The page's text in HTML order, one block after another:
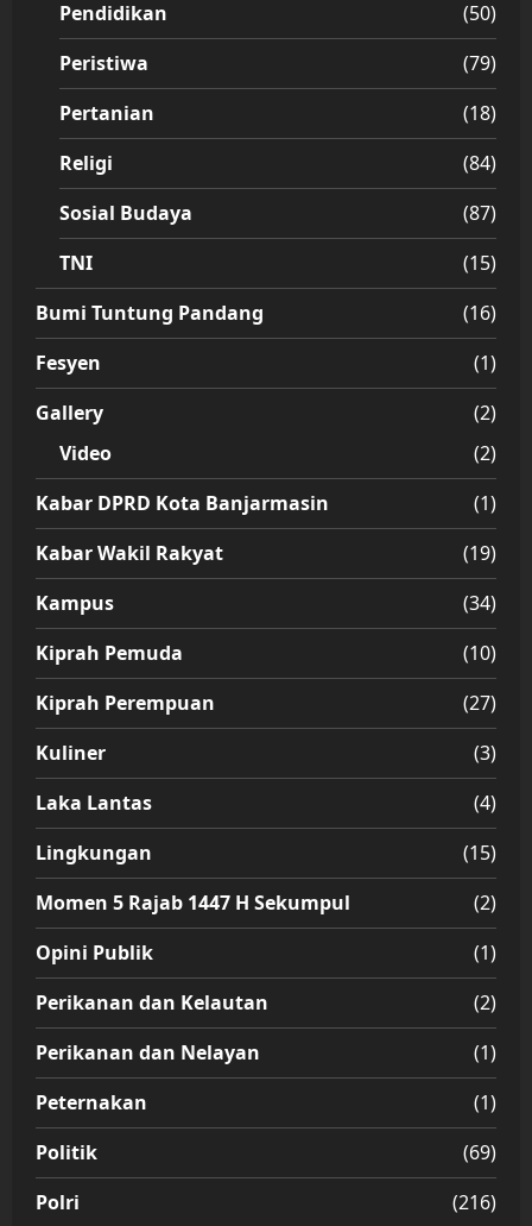
Pendidikan
(50)
Peristiwa
(79)
Pertanian
(18)
Religi
(84)
Sosial Budaya
(87)
TNI
(15)
Bumi Tuntung Pandang
(16)
Fesyen
(1)
Gallery
(2)
Video
(2)
Kabar DPRD Kota Banjarmasin
(1)
Kabar Wakil Rakyat
(19)
Kampus
(34)
Kiprah Pemuda
(10)
Kiprah Perempuan
(27)
Kuliner
(3)
Laka Lantas
(4)
Lingkungan
(15)
Momen 5 Rajab 1447 H Sekumpul
(2)
Opini Publik
(1)
Perikanan dan Kelautan
(2)
Perikanan dan Nelayan
(1)
Peternakan
(1)
Politik
(69)
Polri
(216)